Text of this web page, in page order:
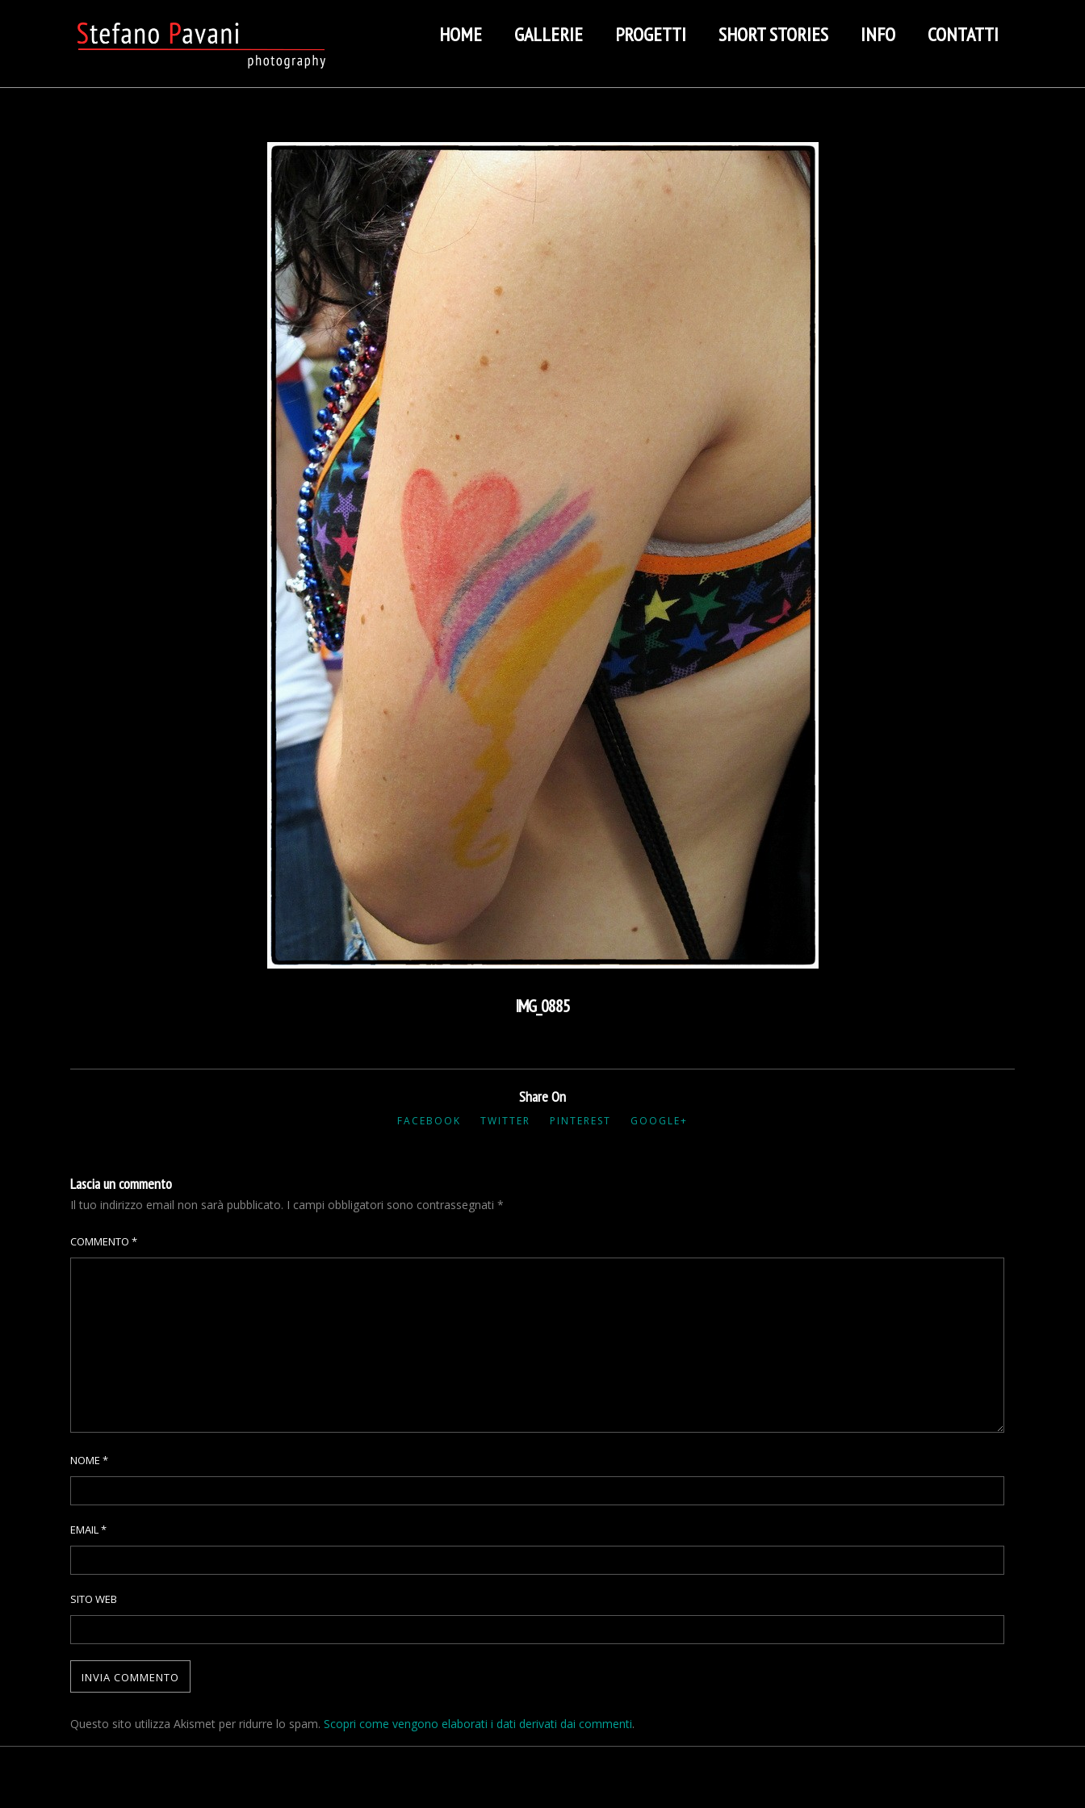
HOME GALLERIE PROGETTI SHORT STORIES INFO CONTATTI
IMG_0885
Share On
FACEBOOK TWITTER PINTEREST GOOGLE+
Lascia un commento
Il tuo indirizzo email non sarà pubblicato. I campi obbligatori sono contrassegnati *
COMMENTO *
NOME *
EMAIL*
SITO WEB
Questo sito utilizza Akismet per ridurre lo spam. Scopri come vengono elaborati i dati derivati dai commenti.